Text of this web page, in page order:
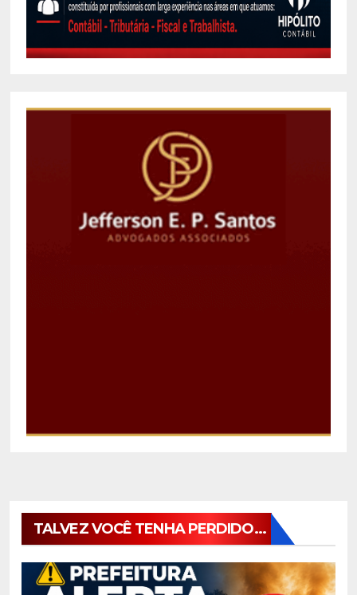
TALVEZ VOCÊ TENHA PERDIDO...